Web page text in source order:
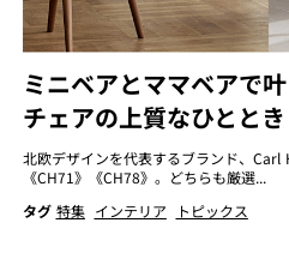
ミニベアとママベアで
チェアの上質なひととき
北欧デザインを代表するブランド、
《CH71》《CH78》。どちらも厳選...
タグ 特集 インテリア
トピックス